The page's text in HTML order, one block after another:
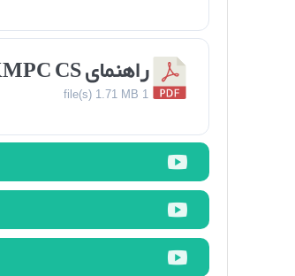
راهنمای KMPC CS نسخه ۴
1 file(s)
1.71 MB